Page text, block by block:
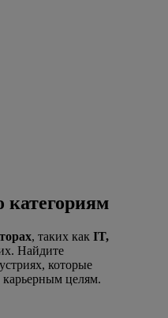
категориям
, таких как IT,
Найдите
которые
целям.